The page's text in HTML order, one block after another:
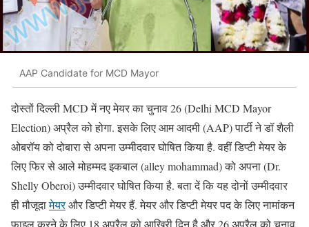
AAP Candidate for MCD Mayor
दोस्तों दिल्ली MCD में नए मेयर का चुनाव 26 (Delhi MCD Mayor
Election) अप्रैल को होगा. इसके लिए आम आदमी (AAP) पार्टी ने डॉ शैली
ओबरॉय को दोबारा से अपना उम्मीदवार घोषित किया है. वहीं डिप्टी मेयर के
लिए फिर से आले मोहम्मद इकबाल (alley mohammad) को अपना (Dr.
Shelly Oberoi) उम्मीदवार घोषित किया है. बता दें कि यह दोनों उम्मीदवार
ही मौजूदामेयरऔर डिप्टी मेयर हैं. मेयर और डिप्टी मेयर पद के लिए नामांकन
फाइल करने के लिए 18 अप्रैल को आखिरी दिन है और 26 अप्रैल को चुनाव